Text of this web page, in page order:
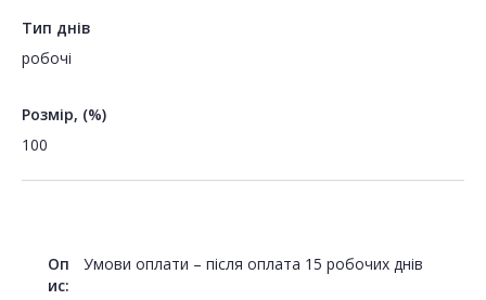
Тип днів
робочі
Розмір, (%)
100
Оп
ис:
Умови оплати – після оплата 15 робочих днів